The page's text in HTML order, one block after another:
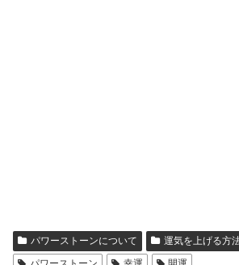
パワーストーンについて
運気を上げる方